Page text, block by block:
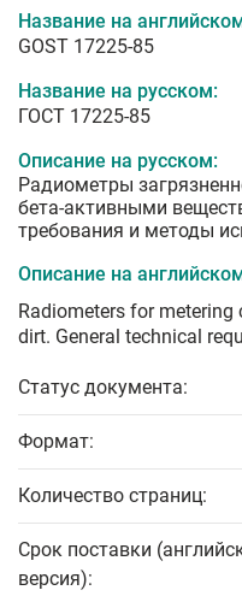
Название на
GOST 17225-85
Название на русском:
ГОСТ 17225-85
Описание на русском:
Радиометры
бета-активными
требования и методы
Описание на
Radiometers for
dirt. General technical
Статус документа:
Формат:
Количество страниц:
Срок поставки
версия):